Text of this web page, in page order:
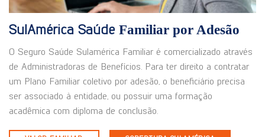
SulAmérica Saúde Familiar por Adesão
O Seguro Saúde Sulamérica Familiar é comercializado através
de Administradoras de Benefícios. Para ter direito a contratar
um Plano Familiar coletivo por adesão, o beneficiário precisa
ser associado à entidade, ou possuir uma formação
acadêmica com diploma de conclusão.